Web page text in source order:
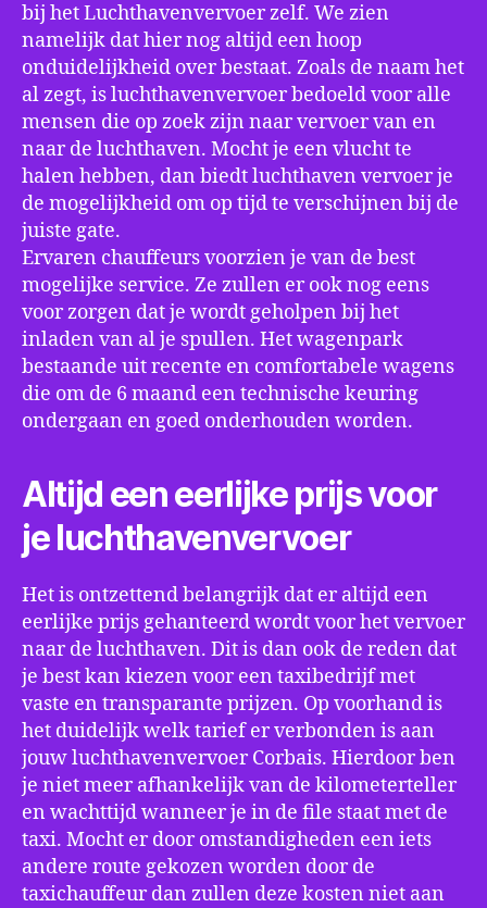
bij het Luchthavenvervoer zelf. We zien
namelijk dat hier nog altijd een hoop
onduidelijkheid over bestaat. Zoals de naam het
al zegt, is luchthavenvervoer bedoeld voor alle
mensen die op zoek zijn naar vervoer van en
naar de luchthaven. Mocht je een vlucht te
halen hebben, dan biedt luchthaven vervoer je
de mogelijkheid om op tijd te verschijnen bij de
juiste gate.
Ervaren chauffeurs voorzien je van de best
mogelijke service. Ze zullen er ook nog eens
voor zorgen dat je wordt geholpen bij het
inladen van al je spullen. Het wagenpark
bestaande uit recente en comfortabele wagens
die om de 6 maand een technische keuring
ondergaan en goed onderhouden worden.
Altijd een eerlijke prijs voor
je luchthavenvervoer
Het is ontzettend belangrijk dat er altijd een
eerlijke prijs gehanteerd wordt voor het vervoer
naar de luchthaven. Dit is dan ook de reden dat
je best kan kiezen voor een taxibedrijf met
vaste en transparante prijzen. Op voorhand is
het duidelijk welk tarief er verbonden is aan
jouw luchthavenvervoer Corbais. Hierdoor ben
je niet meer afhankelijk van de kilometerteller
en wachttijd wanneer je in de file staat met de
taxi. Mocht er door omstandigheden een iets
andere route gekozen worden door de
taxichauffeur dan zullen deze kosten niet aan